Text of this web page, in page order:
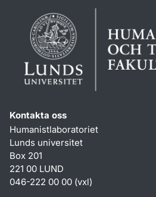
Kontakta oss
Humanistlaboratoriet
Lunds universitet
Box 201
221 00 LUND
046-222 00 00 (vxl)